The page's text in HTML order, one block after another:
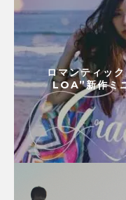
ロマンティッ
LOA”新作ミ